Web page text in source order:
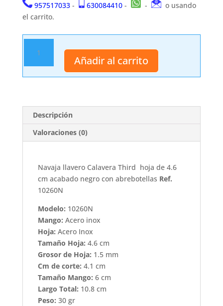
957517033- 630084410- -
o usando
el carrito.
llavero
Calavera.
Third.
Añadir al carrito
Descripción
Valoraciones (0)
Navaja llavero Calavera Third hoja de 4.6
cm acabado negro con abrebotellas Ref.
10260N
Modelo: 10260N
Mango: Acero inox
Hoja: Acero Inox
Tamaño Hoja: 4.6 cm
Grosor de Hoja: 1.5 mm
Cm de corte: 4.1 cm
Tamaño Mango: 6 cm
Largo Total: 10.8 cm
Peso: 30 gr